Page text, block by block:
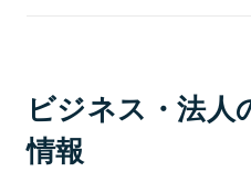
ビジネス・法人
情報